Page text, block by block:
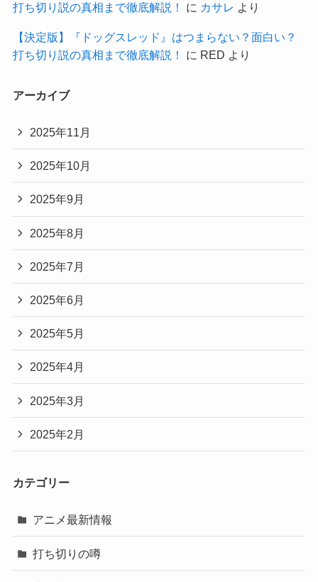
打ち切り説の真相まで徹底解説！
に カサレ より
【決定版】『ドッグスレッド』はつまらない？面白い？
打ち切り説の真相まで徹底解説！
に RED より
アーカイブ
2025年11月
2025年10月
2025年9月
2025年8月
2025年7月
2025年6月
2025年5月
2025年4月
2025年3月
2025年2月
カテゴリー
アニメ最新情報
打ち切りの噂